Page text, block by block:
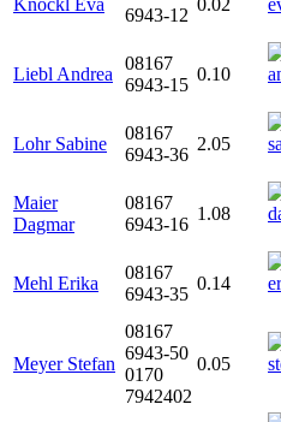
Knöckl Eva
6943-12
0.02
Liebl Andrea
08167
6943-15
0.10
Lohr Sabine
08167
6943-36
2.05
Maier
Dagmar
08167
6943-16
1.08
Mehl Erika
08167
6943-35
0.14
Meyer Stefan
08167
6943-50
0170
7942402
0.05